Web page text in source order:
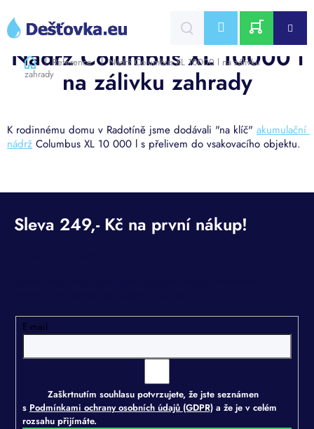
obsah
CZK
NÁKUPNÍ
DomůReference
Nádrž Columbus XL 10000 l na zálivku
zahrady
Nádrž Columbus XL 10000 l
na zálivku zahrady
K rodinnému domu v Radotíně jsme dodávali "na klíč" akumulační
nádrž Columbus XL 10 000 l s přelivem do vsakovacího objektu.
E-mail
Zaškrtnutím souhlasu potvrzujete, že jste seznámen
s Podmínkami ochrany osobních údajů (GDPR)a že je v celém
rozsahu přijímáte.